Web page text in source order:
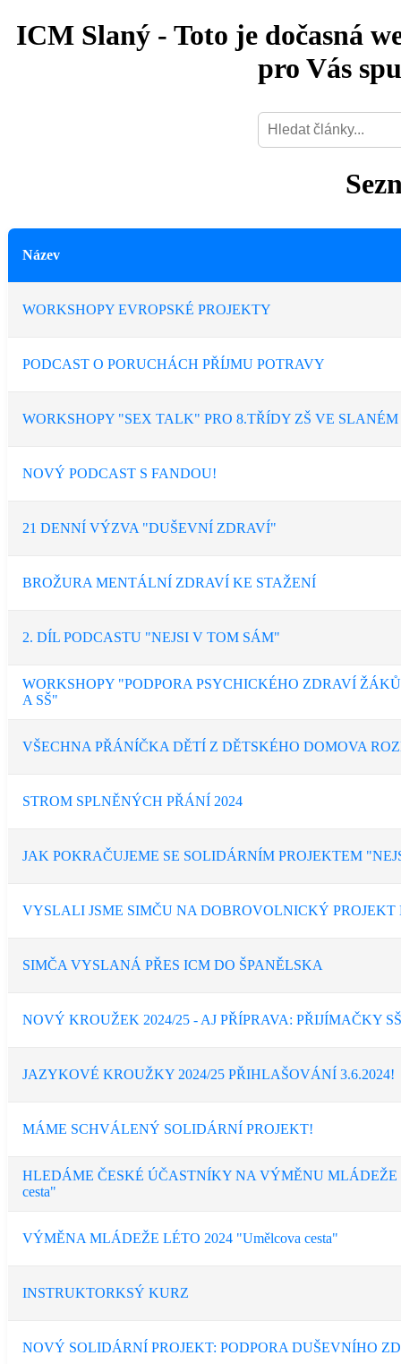
ICM Slaný - Toto je dočasná
pro Vás
Název
WORKSHOPY EVROPSKÉ PROJEKTY
PODCAST O PORUCHÁCH PŘÍJMU POTRAVY
WORKSHOPY "SEX TALK" PRO 8.TŘÍDY ZŠ VE SLANÉM
NOVÝ PODCAST S FANDOU!
21 DENNÍ VÝZVA "DUŠEVNÍ ZDRAVÍ"
BROŽURA MENTÁLNÍ ZDRAVÍ KE STAŽENÍ
2. DÍL PODCASTU "NEJSI V TOM SÁM"
WORKSHOPY "PODPORA PSYCHICKÉHO ZDRAVÍ
A SŠ"
VŠECHNA PŘÁNÍČKA DĚTÍ Z DĚTSKÉHO DOMOVA
STROM SPLNĚNÝCH PŘÁNÍ 2024
JAK POKRAČUJEME SE SOLIDÁRNÍM PROJEKTEM
VYSLALI JSME SIMČU NA DOBROVOLNICKÝ PROJEKT
SIMČA VYSLANÁ PŘES ICM DO ŠPANĚLSKA
NOVÝ KROUŽEK 2024/25 - AJ PŘÍPRAVA: PŘIJÍMAČKY
JAZYKOVÉ KROUŽKY 2024/25 PŘIHLAŠOVÁNÍ 3.6.2024!
MÁME SCHVÁLENÝ SOLIDÁRNÍ PROJEKT!
HLEDÁME ČESKÉ ÚČASTNÍKY NA VÝMĚNU MLÁDEŽE
cesta"
VÝMĚNA MLÁDEŽE LÉTO 2024 "Umělcova cesta"
INSTRUKTORKSÝ KURZ
NOVÝ SOLIDÁRNÍ PROJEKT: PODPORA DUŠEVNÍHO